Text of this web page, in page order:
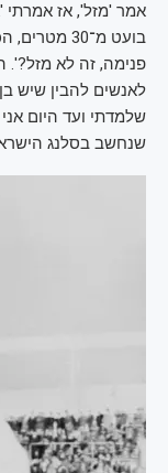
אמר 'מזל', אז
בועט מ־30
פנימה, זה לא מזל?'.
לאנשים להבין שיש
שלמדתי ועד היום
שנחשב בסלנג